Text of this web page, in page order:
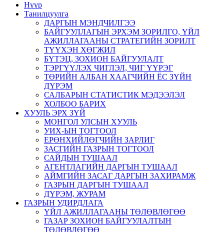
Нүүр
Танилцуулга
ДАРГЫН МЭНДЧИЛГЭЭ
БАЙГУУЛЛАГЫН ЭРХЭМ ЗОРИЛГО, ҮЙЛ
АЖИЛЛАГААНЫ СТРАТЕГИЙН ЗОРИЛТ
ТҮҮХЭН ХӨГЖИЛ
БҮТЭЦ, ЗОХИОН БАЙГУУЛАЛТ
ТЭРГҮҮЛЭХ ЧИГЛЭЛ, ЧИГ ҮҮРЭГ
ТӨРИЙН АЛБАН ХААГЧИЙН ЁС ЗҮЙН
ДҮРЭМ
САЛБАРЫН СТАТИСТИК МЭДЭЭЛЭЛ
ХОЛБОО БАРИХ
ХУУЛЬ ЭРХ ЗҮЙ
МОНГОЛ УЛСЫН ХУУЛЬ
УИХ-ЫН ТОГТООЛ
ЕРӨНХИЙЛӨГЧИЙН ЗАРЛИГ
ЗАСГИЙН ГАЗРЫН ТОГТООЛ
САЙДЫН ТУШААЛ
АГЕНТЛАГИЙН ДАРГЫН ТУШААЛ
АЙМГИЙН ЗАСАГ ДАРГЫН ЗАХИРАМЖ
ГАЗРЫН ДАРГЫН ТУШААЛ
ДҮРЭМ, ЖУРАМ
ГАЗРЫН УДИРДЛАГА
ҮЙЛ АЖИЛЛАГААНЫ ТӨЛӨВЛӨГӨӨ
ГАЗАР ЗОХИОН БАЙГУУЛАЛТЫН
ТӨЛӨВЛӨГӨӨ